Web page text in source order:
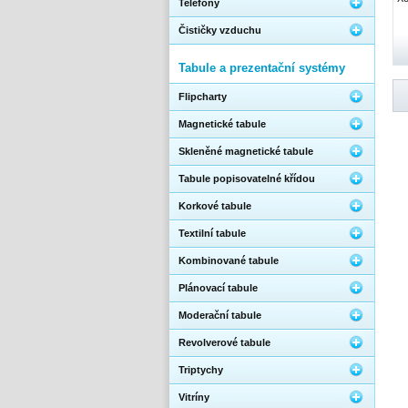
Telefony
Čističky vzduchu
Tabule a prezentační systémy
Flipcharty
Magnetické tabule
Skleněné magnetické tabule
Tabule popisovatelné křídou
Korkové tabule
Textilní tabule
Kombinované tabule
Plánovací tabule
Moderační tabule
Revolverové tabule
Triptychy
Vitríny